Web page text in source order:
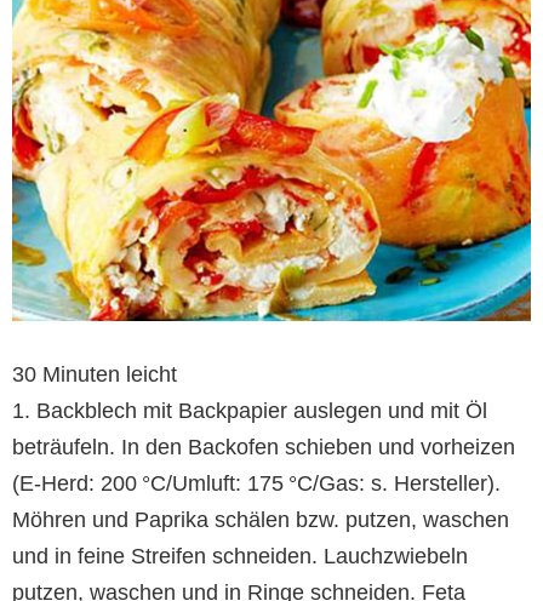
30 Minuten leicht
1. Backblech mit Backpapier auslegen und mit Öl
beträufeln. In den Backofen schieben und vorheizen
(E-Herd: 200 °C/Umluft: 175 °C/Gas: s. Hersteller).
Möhren und Paprika schälen bzw. putzen, waschen
und in feine Streifen schneiden. Lauchzwiebeln
putzen, waschen und in Ringe schneiden. Feta